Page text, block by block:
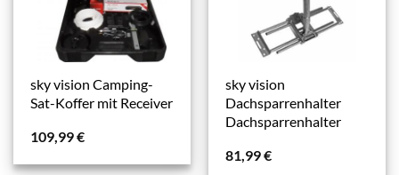
sky vision Camping-
Sat-Koffer mit Receiver
109,99€
sky vision
Dachsparrenhalter
Dachsparrenhalter
81,99€